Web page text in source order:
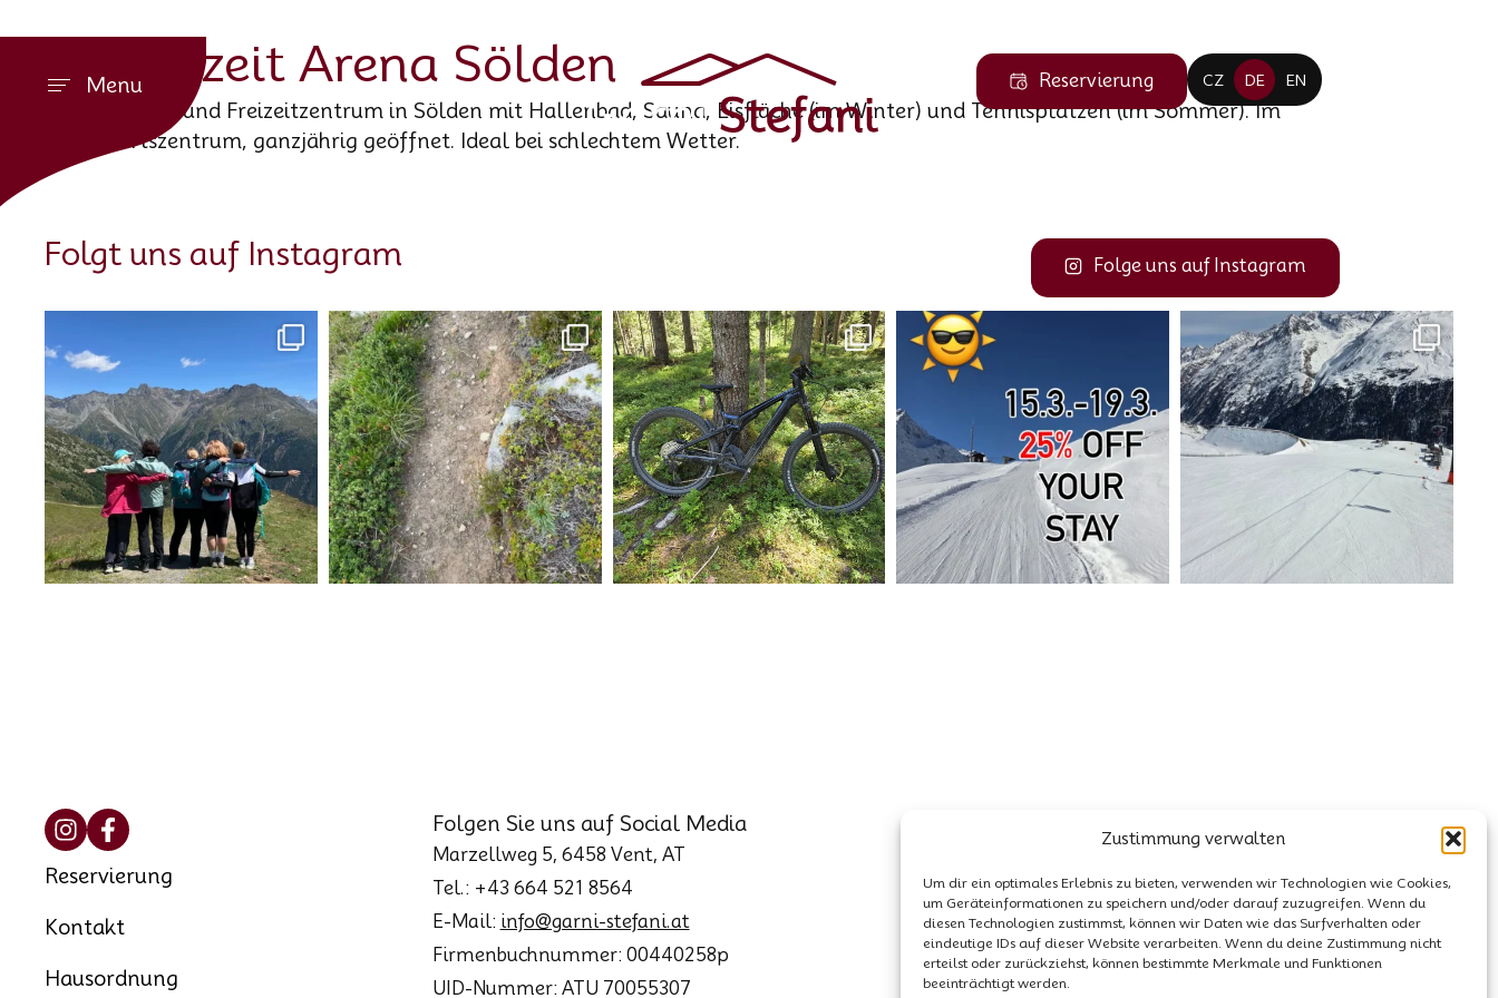
Zustimmung verwalten
Um dir ein optimales Erlebnis zu bieten, verwenden wir Technologien wie Cookies,
um Geräteinformationen zu speichern und/oder darauf zuzugreifen. Wenn du
diesen Technologien zustimmst, können wir Daten wie das Surfverhalten oder
eindeutige IDs auf dieser Website verarbeiten. Wenn du deine Zustimmung nicht
erteilst oder zurückziehst, können bestimmte Merkmale und Funktionen
beeinträchtigt werden.
Menu Reservierung CZ DE EN
Freizeit Arena Sölden
Sport- und Freizeitzentrum in Sölden mit Hallenbad, Sauna, Eisfläche (im Winter) und Tennisplätzen (im Sommer). Im
Ortszentrum, ganzjährig geöffnet. Ideal bei schlechtem Wetter.
Folgt uns auf Instagram Folge uns auf Instagram
Reservierung
Kontakt
Hausordnung
Folgen Sie uns auf Social Media
Marzellweg 5, 6458 Vent, AT
Tel.: +43 664 521 8564
E-Mail: info@garni-stefani.at
Firmenbuchnummer: 00440258p
UID-Nummer: ATU 70055307